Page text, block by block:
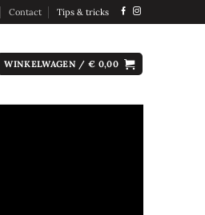
Contact Tips & tricks
WINKELWAGEN / € 0,00